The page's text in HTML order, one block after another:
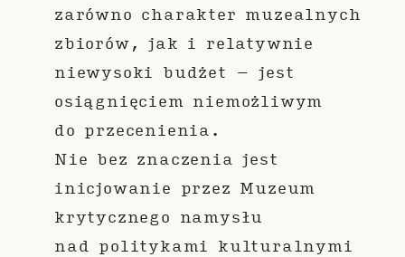
zarówno charakter muzealnych
zbiorów, jak i relatywnie
niewysoki budżet – jest
osiągnięciem niemożliwym
do przecenienia.
Nie bez znaczenia jest
inicjowanie przez Muzeum
krytycznego namysłu
nad politykami kulturalnymi